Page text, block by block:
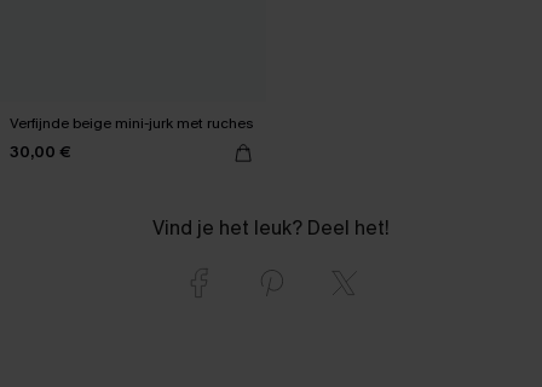
Verfijnde beige mini-jurk met ruches
30,00 €
Vind je het leuk? Deel het!